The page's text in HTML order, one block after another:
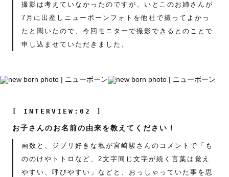
撮影は考えていなかったのですが、いとこのお姉さんが
7月に出産しニューボーンフォトを他社で撮ってよかっ
たと聞いたので、今回モニターで撮影できるとのことで
申し込ませていただきました。
[ INTERVIEW:02 ]
お子さんのお名前の由来を教えてください！
画数と、ジブリ好きな私が宮崎駿さんのコメントで「も
ののけやトトロなど、2文字同じ文字が続く言葉は覚え
やすい、呼びやすい」などと、おっしゃっていた事を思